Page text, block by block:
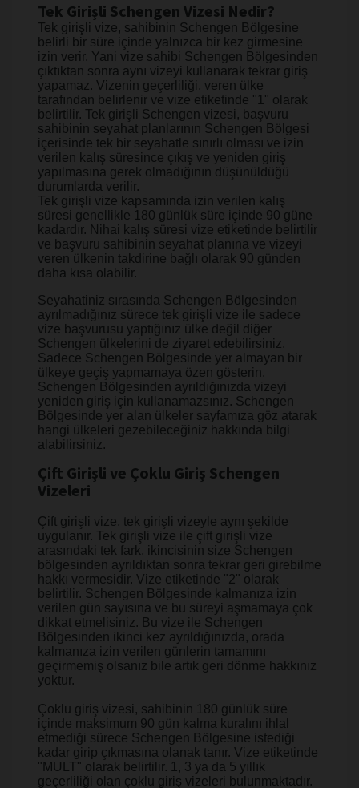
Tek Girişli Schengen Vizesi Nedir?
Tek girişli vize, sahibinin Schengen Bölgesine
belirli bir süre içinde yalnızca bir kez girmesine
izin verir. Yani vize sahibi Schengen Bölgesinden
çıktıktan sonra aynı vizeyi kullanarak tekrar giriş
yapamaz. Vizenin geçerliliği, veren ülke
tarafından belirlenir ve vize etiketinde "1" olarak
belirtilir. Tek girişli Schengen vizesi, başvuru
sahibinin seyahat planlarının Schengen Bölgesi
içerisinde tek bir seyahatle sınırlı olması ve izin
verilen kalış süresince çıkış ve yeniden giriş
yapılmasına gerek olmadığının düşünüldüğü
durumlarda verilir.
Tek girişli vize kapsamında izin verilen kalış
süresi genellikle 180 günlük süre içinde 90 güne
kadardır. Nihai kalış süresi vize etiketinde belirtilir
ve başvuru sahibinin seyahat planına ve vizeyi
veren ülkenin takdirine bağlı olarak 90 günden
daha kısa olabilir.
Seyahatiniz sırasında Schengen Bölgesinden
ayrılmadığınız sürece tek girişli vize ile sadece
vize başvurusu yaptığınız ülke değil diğer
Schengen ülkelerini de ziyaret edebilirsiniz.
Sadece Schengen Bölgesinde yer almayan bir
ülkeye geçiş yapmamaya özen gösterin.
Schengen Bölgesinden ayrıldığınızda vizeyi
yeniden giriş için kullanamazsınız. Schengen
Bölgesinde yer alan ülkeler sayfamıza göz atarak
hangi ülkeleri gezebileceğiniz hakkında bilgi
alabilirsiniz.
Çift Girişli ve Çoklu Giriş Schengen
Vizeleri
Çift girişli vize, tek girişli vizeyle aynı şekilde
uygulanır. Tek girişli vize ile çift girişli vize
arasındaki tek fark, ikincisinin size Schengen
bölgesinden ayrıldıktan sonra tekrar geri girebilme
hakkı vermesidir. Vize etiketinde "2" olarak
belirtilir. Schengen Bölgesinde kalmanıza izin
verilen gün sayısına ve bu süreyi aşmamaya çok
dikkat etmelisiniz. Bu vize ile Schengen
Bölgesinden ikinci kez ayrıldığınızda, orada
kalmanıza izin verilen günlerin tamamını
geçirmemiş olsanız bile artık geri dönme hakkınız
yoktur.
Çoklu giriş vizesi, sahibinin 180 günlük süre
içinde maksimum 90 gün kalma kuralını ihlal
etmediği sürece Schengen Bölgesine istediği
kadar girip çıkmasına olanak tanır. Vize etiketinde
"MULT" olarak belirtilir. 1, 3 ya da 5 yıllık
geçerliliği olan çoklu giriş vizeleri bulunmaktadır.